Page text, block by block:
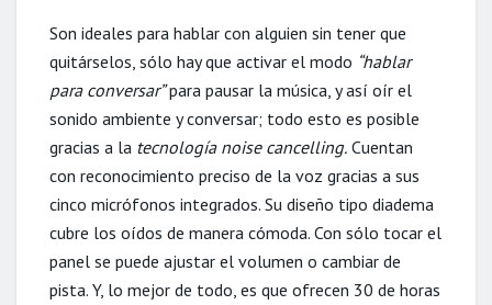
Son ideales para hablar con alguien sin tener que
quitárselos, sólo hay que activar el modo “hablar
para conversar”para pausar la música, y así oír el
sonido ambiente y conversar; todo esto es posible
gracias a la tecnología noise cancelling. Cuentan
con reconocimiento preciso de la voz gracias a sus
cinco micrófonos integrados. Su diseño tipo diadema
cubre los oídos de manera cómoda. Con sólo tocar el
panel se puede ajustar el volumen o cambiar de
pista. Y, lo mejor de todo, es que ofrecen 30 de horas